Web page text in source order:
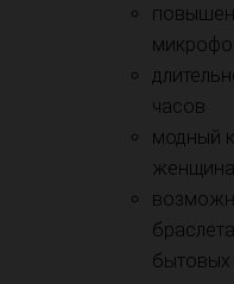
часов
модный
бытовых